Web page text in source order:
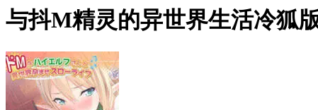
与抖M精灵的异世界生活冷狐